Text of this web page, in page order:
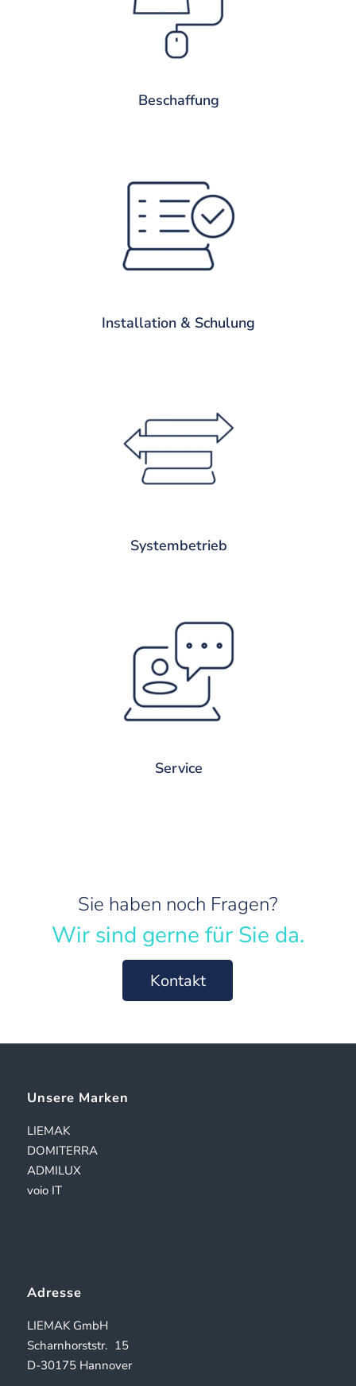
Wir kümmern uns um die Recherche, die
entsprechende Beratung inklusive
Beschaffung und die anschließende
Inbetriebnahme vor Ort.
Beschaffung
Installation & Schulung
Unsere IT-Systemadministratoren und -
administratorinnen installieren und
konfigurieren die Hard- und Software nach
Ihren Bedürfnissen bei Ihnen vor Ort. Mit
Software-Schulungen fördern wir den
Installation & Schulung
Laufender Systembetrieb
Die regelmäßige Prüfung und
Aktualisierung eingesetzter Komponenten
für die einwandfreie Funktion Ihres
Systems zählt ebenfalls zu unseren
Systembetrieb
Service
Haben Sie Fragen oder gibt es Probleme?
Ob per Fernwartung oder direkt bei Ihnen
vor Ort – wir sind jederzeit für Ihr
Unternehmen da.
Service
Sie haben noch Fragen?
Wir sind gerne für Sie da.
Kontakt
Unsere Marken
LIEMAK
DOMITERRA
ADMILUX
voio IT
Adresse
LIEMAK GmbH
Scharnhorststr. 15
D-30175 Hannover